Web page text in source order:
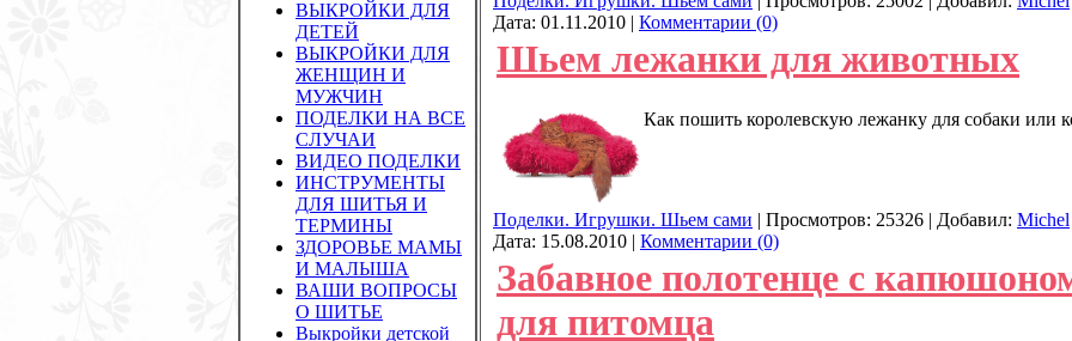
ВЫКРОЙКИ ДЛЯ
ДЕТЕЙ
ВЫКРОЙКИ ДЛЯ
ЖЕНЩИН И
МУЖЧИН
ПОДЕЛКИ НА ВСЕ
СЛУЧАИ
ВИДЕО ПОДЕЛКИ
ИНСТРУМЕНТЫ
ДЛЯ ШИТЬЯ И
ТЕРМИНЫ
ЗДОРОВЬЕ МАМЫ
И МАЛЫША
ВАШИ ВОПРОСЫ
О ШИТЬЕ
Выкройки детской
Дата: 01.11.2010 | Комментарии (0)
Шьем лежанки для животных
Как пошить королевскую лежанку для собаки или
Поделки. Игрушки. Шьем сами | Просмотров: 25326 | Добавил: Michel
Дата: 15.08.2010 | Комментарии (0)
Забавное полотенце с
для питомца